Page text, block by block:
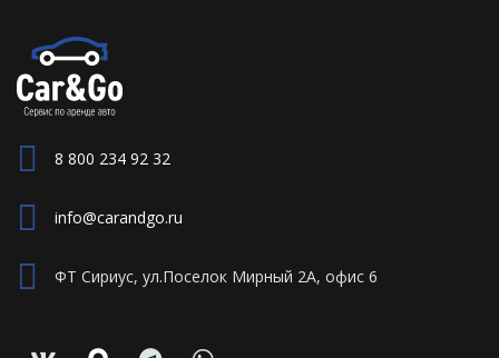
8 800 234 92 32
info@carandgo.ru
ФТ Сириус, ул.Поселок Мирный 2А, офис 6